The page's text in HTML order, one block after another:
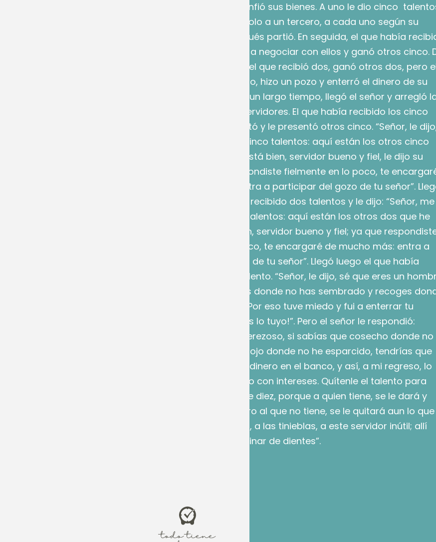
servidores y les confió sus bienes. A uno le dio cinco
a otro dos, y uno solo a un tercero, a cada uno según su
capacidad; y después partió. En seguida, el que había
cinco talentos, fue a negociar con ellos y ganó otros cinco.
la misma manera, el que recibió dos, ganó otros dos, pero
que recibió uno solo, hizo un pozo y enterró el dinero de su
señor. Después de un largo tiempo, llegó el señor y arregló
cuentas con sus servidores. El que había recibido los cinco
talentos se adelantó y le presentó otros cinco. “Señor, le
me has confiado cinco talentos: aquí están los otros cinco
que he ganado”. “Está bien, servidor bueno y fiel, le dijo su
señor; ya que respondiste fielmente en lo poco, te
de mucho más: entra a participar del gozo de tu señor”.
luego el que había recibido dos talentos y le dijo: “Señor, me
has confiado dos talentos: aquí están los otros dos que he
ganado”. “Está bien, servidor bueno y fiel; ya que
fiel mente en lo poco, te encargaré de mucho más: entra a
participar del gozo de tu señor”. Llegó luego el que había
recibido un solo talento. “Señor, le dijo, sé que eres un
exigente: cosechas donde no has sembrado y recoges
no has esparcido. Por eso tuve miedo y fui a enterrar tu
talento: ¡aquí tienes lo tuyo!”. Pero el señor le respondió:
“Servidor malo y perezoso, si sabías que cosecho donde no
he sembrado y recojo donde no he esparcido, tendrías que
haber colocado el dinero en el banco, y así, a mi regreso, lo
hubiera recuperado con intereses. Quítenle el talento para
dárselo al que tiene diez, porque a quien tiene, se le dará y
tendrá de más, pero al que no tiene, se le quitará aun lo que
tiene. Echen afuera, a las tinieblas, a este servidor inútil; allí
habrá llanto y rechinar de dientes”.